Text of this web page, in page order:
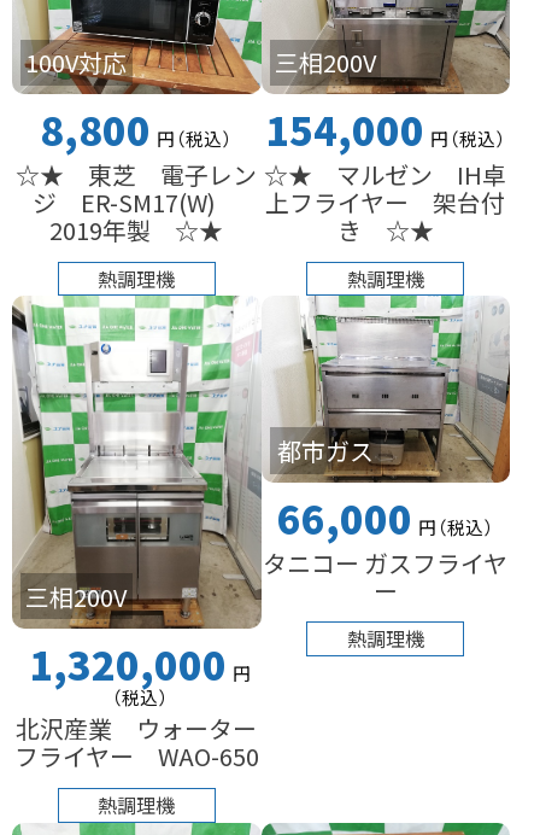
100V対応
8,800 円（税込）
☆★ 東芝 電子レン
ジ ER-SM17(W)
2019年製 ☆★
熱調理機
三相200V
154,000 円（税込）
☆★ マルゼン IH卓
上フライヤー 架台付
き ☆★
熱調理機
三相200V
1,320,000 円
（税込）
北沢産業 ウォーター
フライヤー WAO-650
熱調理機
都市ガス
66,000 円（税込）
タニコー ガスフライヤ
ー
熱調理機